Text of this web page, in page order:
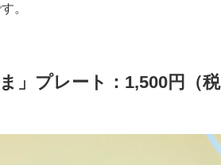
。
」プレート：1,500円（税